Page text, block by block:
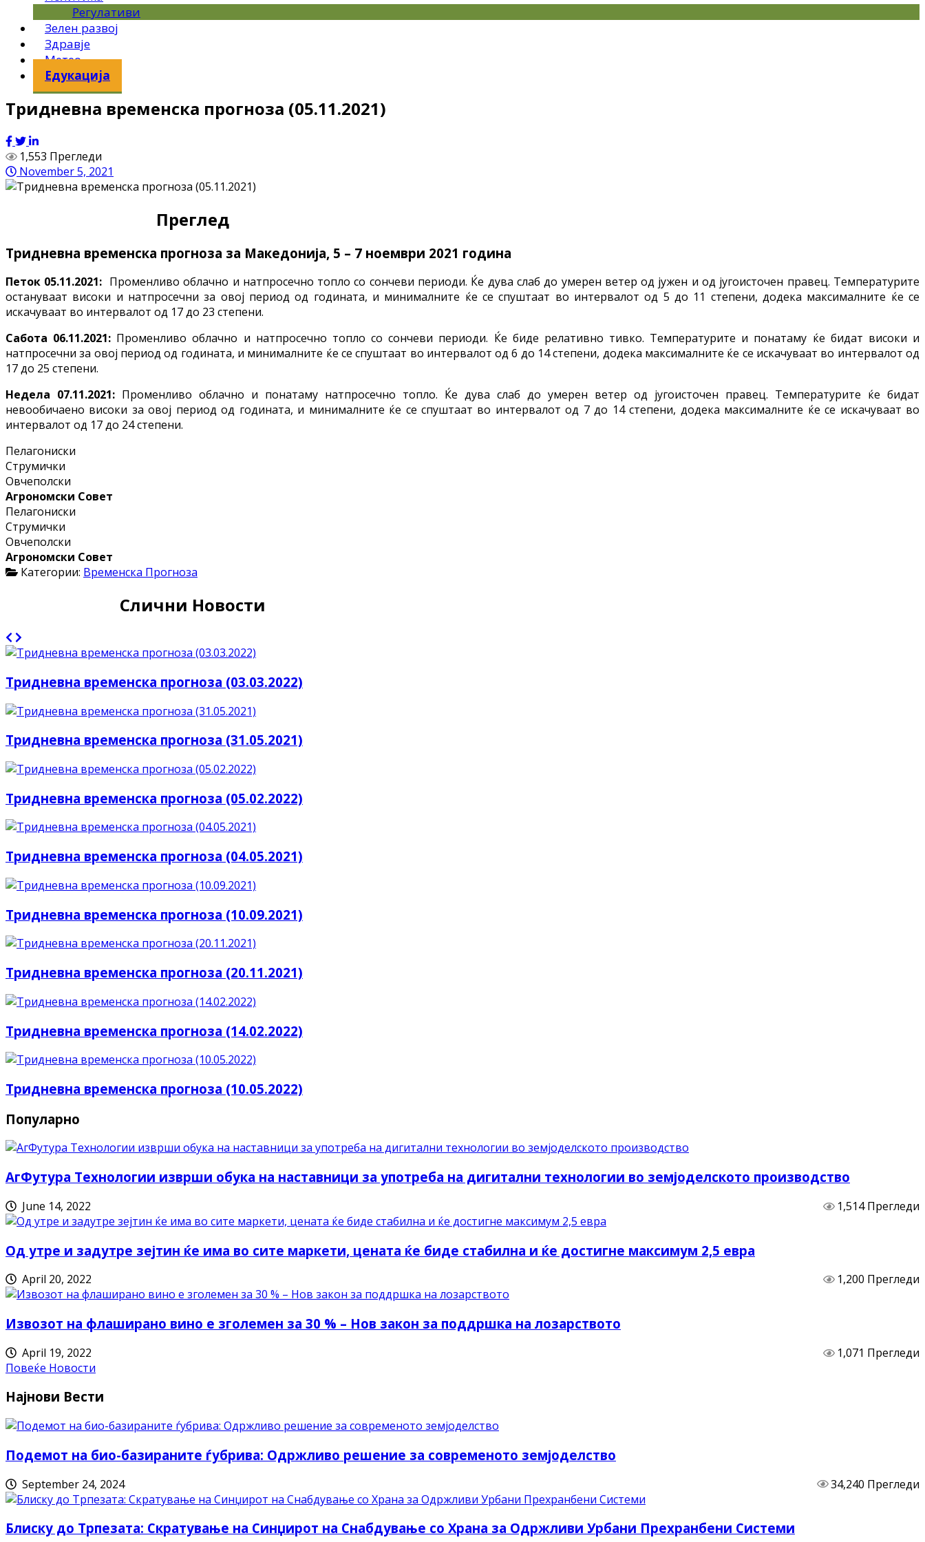
Регулативи
Зелен развој
Здравје
Метео
Едукација
Тридневна временска прогноза (05.11.2021)
1,553 Прегледи
November 5, 2021
Преглед
Тридневна временска прогноза за Македонија, 5 – 7 ноември 2021 година
Петок 05.11.2021: Променливо облачно и натпросечно топло со сончеви периоди. Ќе дува слаб до умерен ветер од јужен и од југоисточен правец. Температурите
остануваат високи и натпросечни за овој период од годината, и минималните ќе се спуштаат во интервалот од 5 до 11 степени, додека максималните ќе се
искачуваат во интервалот од 17 до 23 степени.
Сабота 06.11.2021: Променливо облачно и натпросечно топло со сончеви периоди. Ќе биде релативно тивко. Температурите и понатаму ќе бидат високи и
натпросечни за овој период од годината, и минималните ќе се спуштаат во интервалот од 6 до 14 степени, додека максималните ќе се искачуваат во интервалот од
17 до 25 степени.
Недела 07.11.2021: Променливо облачно и понатаму натпросечно топло. Ќе дува слаб до умерен ветер од југоисточен правец. Температурите ќе бидат
невообичаено високи за овој период од годината, и минималните ќе се спуштаат во интервалот од 7 до 14 степени, додека максималните ќе се искачуваат во
интервалот од 17 до 24 степени.
Пелагониски
Струмички
Овчеполски
Агрономски Совет
Пелагониски
Струмички
Овчеполски
Агрономски Совет
Категории: Временска Прогноза
Слични Новости
Тридневна временска прогноза (03.03.2022)
Тридневна временска прогноза (31.05.2021)
Тридневна временска прогноза (05.02.2022)
Тридневна временска прогноза (04.05.2021)
Тридневна временска прогноза (10.09.2021)
Тридневна временска прогноза (20.11.2021)
Тридневна временска прогноза (14.02.2022)
Тридневна временска прогноза (10.05.2022)
Популарно
АгФутура Технологии изврши обука на наставници за употреба на дигитални технологии во земјоделското производство
June 14, 2022 1,514 Прегледи
Од утре и задутре зејтин ќе има во сите маркети, цената ќе биде стабилна и ќе достигне максимум 2,5 евра
April 20, 2022 1,200 Прегледи
Извозот на флаширано вино е зголемен за 30 % – Нов закон за поддршка на лозарството
April 19, 2022
1,071 Прегледи
Повеќе Новости
Најнови Вести
Подемот на био-базираните ѓубрива: Одржливо решение за современото земјоделство
September 24, 2024 34,240 Прегледи
Блиску до Трпезата: Скратување на Синџирот на Снабдување со Храна за Одржливи Урбани Прехранбени Системи